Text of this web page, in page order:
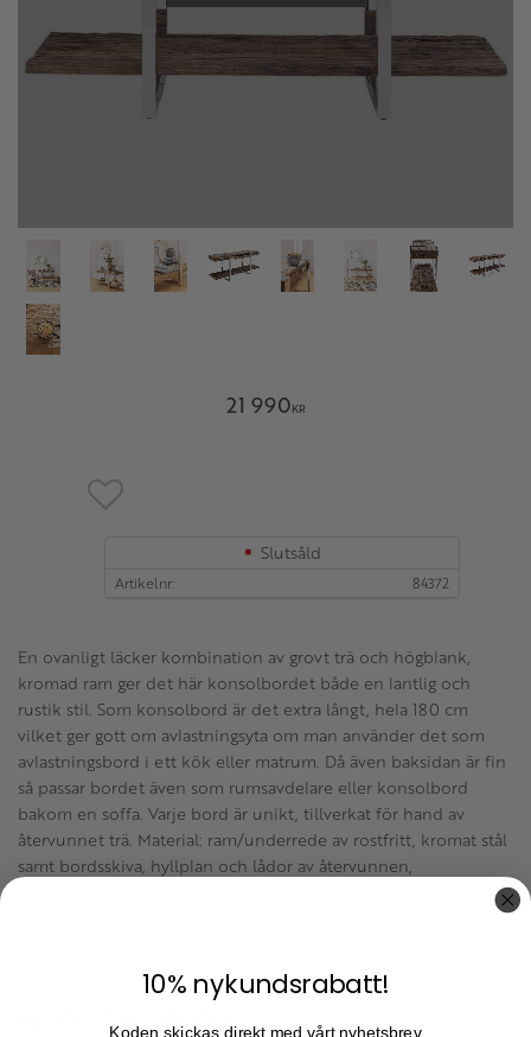
21 990KR
Lägg till i favoriter
Slutsåld
Artikelnr 84372
En ovanligt läcker kombination av grovt trä och högblank,
kromad ram ger det här konsolbordet både en lantlig och
rustik stil. Som konsolbord är det extra långt, hela 180 cm
vilket ger gott om avlastningsyta om man använder det som
avlastningsbord i ett kök eller matrum. Då även baksidan är fin
så passar bordet även som rumsavdelare eller konsolbord
bakom en soffa. Varje bord är unikt, tillverkat för hand av
återvunnet trä. Material: ram/underrede av rostfritt, kromat stål
samt bordsskiva, hyllplan och lådor av återvunnen,
obehandlad drivved. Handtag i rostfritt, kromat stål. Mått: höjd
en bokhylla i serien.
PERFECT PARTNERS
10% nykundsrabatt!
Koden skickas direkt med vårt nyhetsbrev